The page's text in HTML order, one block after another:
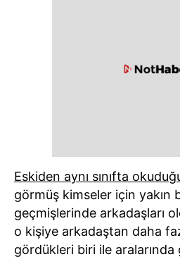
Eskiden aynı sınıfta
görmüş kimseler için yakın
geçmişlerinde arkadaşları
o kişiye arkadaştan daha
gördükleri biri ile aralarında